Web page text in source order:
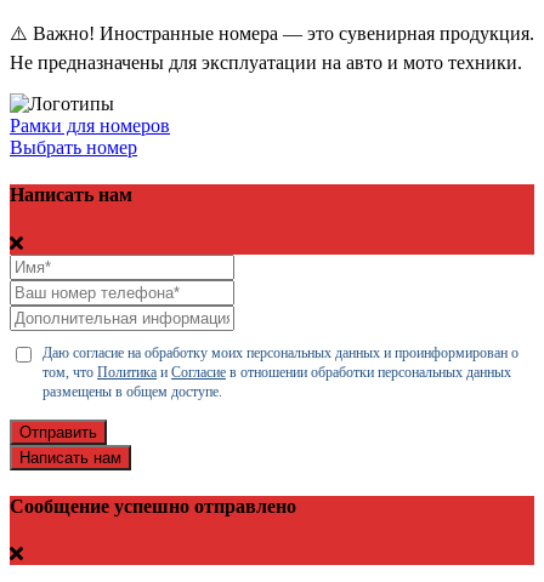
⚠️ Важно! Иностранные номера — это сувенирная продукция.
Не предназначены для эксплуатации на авто и мото техники.
Рамки для номеров
Выбрать номер
Написать нам
Даю согласие на обработку моих персональных данных и проинформирован о
том, что Политика и Согласие в отношении обработки персональных данных
размещены в общем доступе.
Отправить
Написать нам
Сообщение успешно отправлено